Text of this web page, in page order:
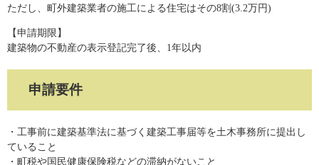
ただし、町外建築業者の施工による住宅はその8割(3.2万円)
【申請期限】
​建築物の不動産の表示登記完了後、1年以内
申請要件
・工事前に建築基準法に基づく建築工事届等を土木事務所に提出し
ていること
・町税や国民健康保険税などの滞納がないこと